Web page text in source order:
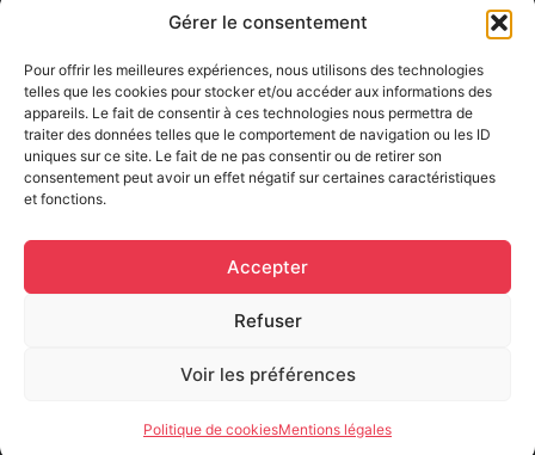
Gérer le consentement
Pour offrir les meilleures expériences, nous utilisons des technologies
telles que les cookies pour stocker et/ou accéder aux informations des
appareils. Le fait de consentir à ces technologies nous permettra de
traiter des données telles que le comportement de navigation ou les ID
uniques sur ce site. Le fait de ne pas consentir ou de retirer son
consentement peut avoir un effet négatif sur certaines caractéristiques
et fonctions.
Accepter
Refuser
Voir les préférences
Politique de cookiesMentions légales
Politique de cookies
Le Petit News
Comment se procurer le guide ?